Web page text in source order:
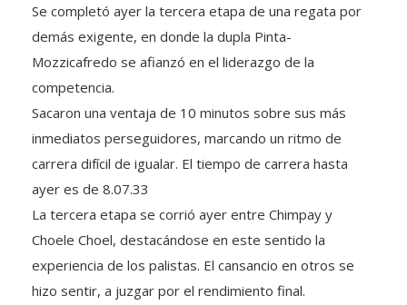
Se completó ayer la tercera etapa de una regata por
demás exigente, en donde la dupla Pinta-
Mozzicafredo se afianzó en el liderazgo de la
competencia.
Sacaron una ventaja de 10 minutos sobre sus más
inmediatos perseguidores, marcando un ritmo de
carrera difícil de igualar. El tiempo de carrera hasta
ayer es de 8.07.33
La tercera etapa se corrió ayer entre Chimpay y
Choele Choel, destacándose en este sentido la
experiencia de los palistas. El cansancio en otros se
hizo sentir, a juzgar por el rendimiento final.